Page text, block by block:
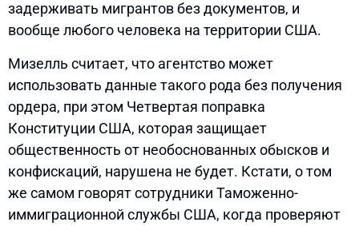
задерживать мигрантов без документов, и
вообще любого человека на территории США.
Мизелль считает, что агентство может
использовать данные такого рода без получения
ордера, при этом Четвертая поправка
Конституции США, которая защищает
общественность от необоснованных обысков и
конфискаций, нарушена не будет. Кстати, о том
же самом говорят сотрудники Таможенно-
иммиграционной службы США, когда проверяют